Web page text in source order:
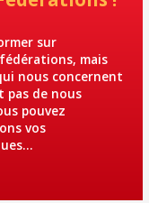
sur
mais
nous concernent
de nous
pouvez
vos